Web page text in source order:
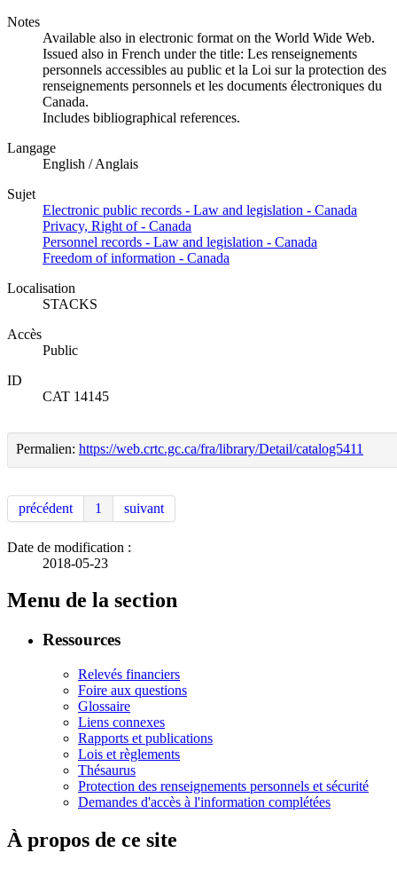
Notes
Available also in electronic format on the World Wide Web.
Issued also in French under the title: Les renseignements
personnels accessibles au public et la Loi sur la protection des
renseignements personnels et les documents électroniques du
Canada.
Includes bibliographical references.
Langage
English / Anglais
Sujet
Electronic public records - Law and legislation - Canada
Privacy, Right of - Canada
Personnel records - Law and legislation - Canada
Freedom of information - Canada
Localisation
STACKS
Accès
Public
ID
CAT 14145
Permalien: https://web.crtc.gc.ca/fra/library/Detail/catalog5411
précédent 1 suivant
Date de modification :
2018-05-23
Menu de la section
Ressources
Relevés financiers
Foire aux questions
Glossaire
Liens connexes
Rapports et publications
Lois et règlements
Thésaurus
Protection des renseignements personnels et sécurité
Demandes d'accès à l'information complétées
À propos de ce site